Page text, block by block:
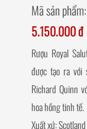
Mã sản phẩm:
5.150.000 đ
Rượu Royal
được tạo ra
Richard Quinn
hoa hồng tinh tế.
Xuất xứ: Scotland